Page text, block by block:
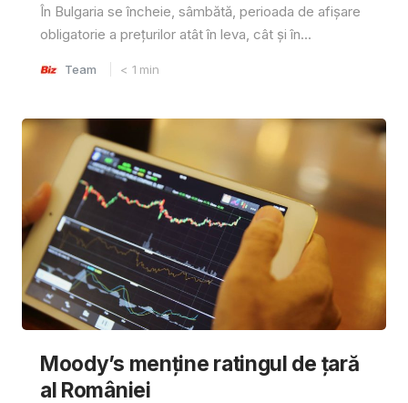
În Bulgaria se încheie, sâmbătă, perioada de afișare
obligatorie a prețurilor atât în ​​leva, cât și în...
Team < 1 min
Moody’s menține ratingul de țară
al României